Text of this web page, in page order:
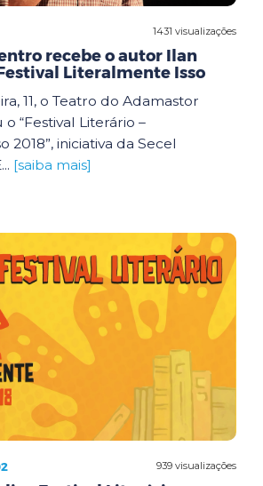
1431 visualizações
recebe o autor Ilan
Literalmente Isso
11, o Teatro do Adamastor
“Festival Literário –
2018”, iniciativa da Secel
[saiba mais]
939 visualizações